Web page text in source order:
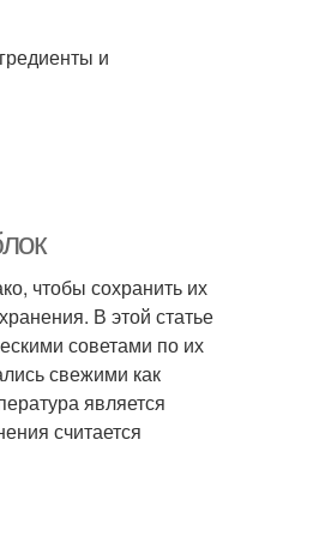
и
чтобы сохранить их
В этой статье
советами по их
свежими как
является
считается